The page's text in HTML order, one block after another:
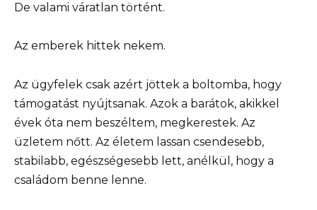
De valami váratlan történt.
Az emberek hittek nekem.
Az ügyfelek csak azért jöttek a boltomba, hogy
támogatást nyújtsanak. Azok a barátok, akikkel
évek óta nem beszéltem, megkerestek. Az
üzletem nőtt. Az életem lassan csendesebb,
stabilabb, egészségesebb lett, anélkül, hogy a
családom benne lenne.